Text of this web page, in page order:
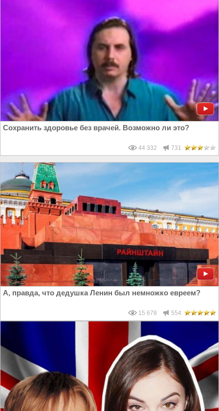
Сохранить здоровье без врачей. Возможно ли это?
44 332 731
А, правда, что дедушка Ленин был немножко евреем?
15 678 554